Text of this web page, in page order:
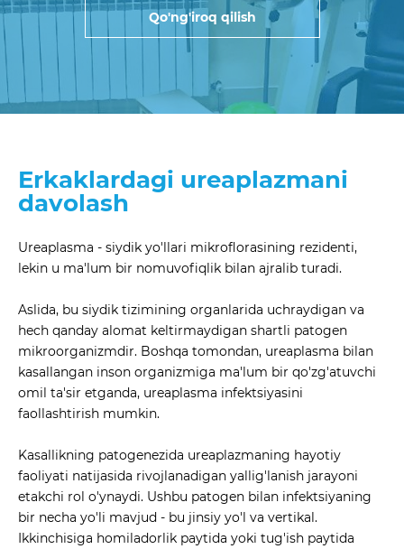
Qo'ng'iroq qilish
Erkaklardagi ureaplazmani
davolash
Ureaplasma - siydik yo'llari mikroflorasining rezidenti,
lekin u ma'lum bir nomuvofiqlik bilan ajralib turadi.
Aslida, bu siydik tizimining organlarida uchraydigan va
hech qanday alomat keltirmaydigan shartli patogen
mikroorganizmdir. Boshqa tomondan, ureaplasma bilan
kasallangan inson organizmiga ma'lum bir qo'zg'atuvchi
omil ta'sir etganda, ureaplasma infektsiyasini
faollashtirish mumkin.
Kasallikning patogenezida ureaplazmaning hayotiy
faoliyati natijasida rivojlanadigan yallig'lanish jarayoni
etakchi rol o'ynaydi. Ushbu patogen bilan infektsiyaning
bir necha yo'li mavjud - bu jinsiy yo'l va vertikal.
Ikkinchisiga homiladorlik paytida yoki tug'ish paytida